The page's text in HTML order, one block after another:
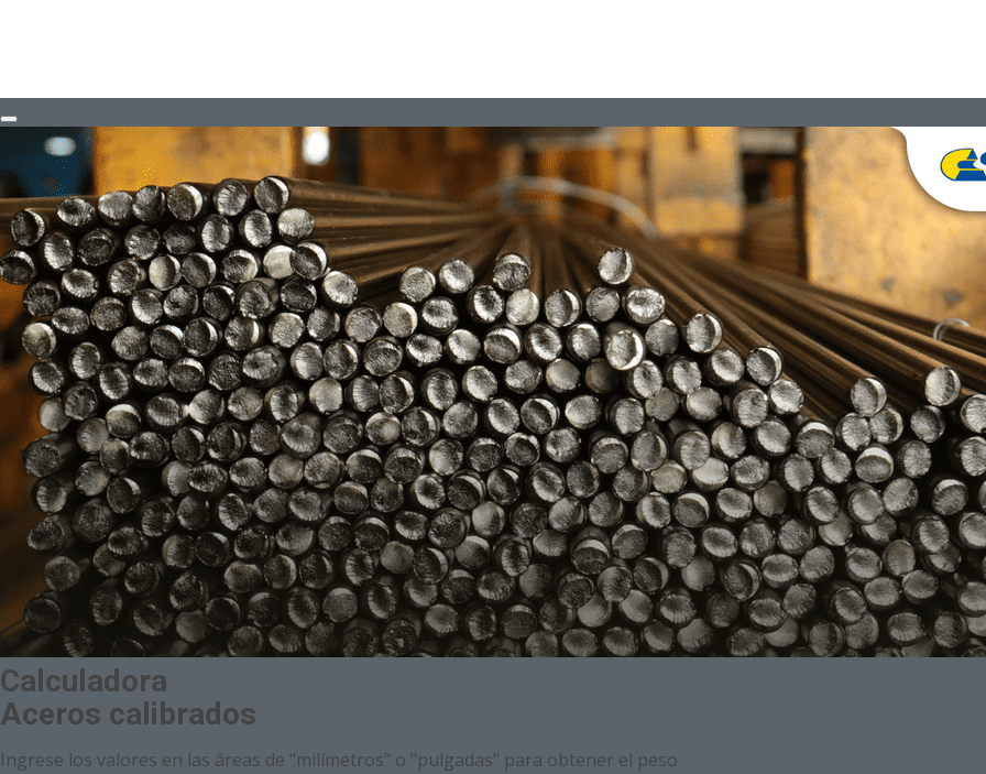
Calculadora
Aceros calibrados
Ingrese los valores en las áreas de "milímetros" o "pulgadas" para obtener el peso